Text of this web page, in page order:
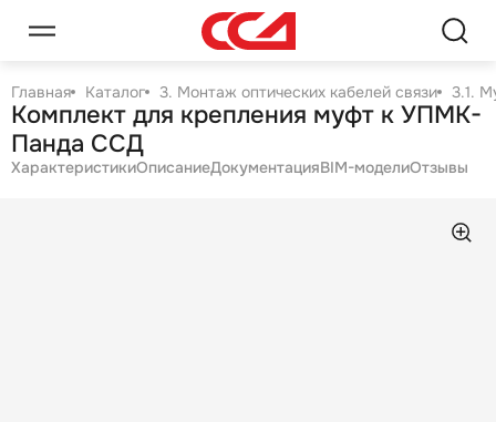
Главная Каталог 3. Монтаж оптических кабелей связи 3.1.
Комплект для крепления муфт к УПМК-
Панда ССД
ХарактеристикиОписаниеДокументацияBIM-моделиОтзывы